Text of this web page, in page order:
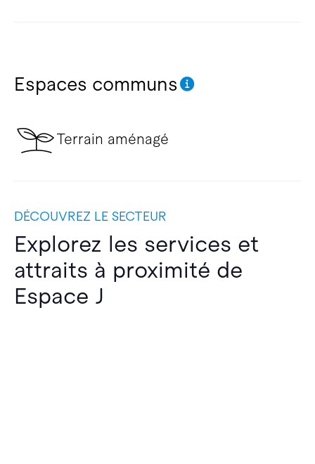
Espaces communs
Terrain aménagé
DÉCOUVREZ LE SECTEUR
Explorez les services et
attraits à proximité de
Espace J